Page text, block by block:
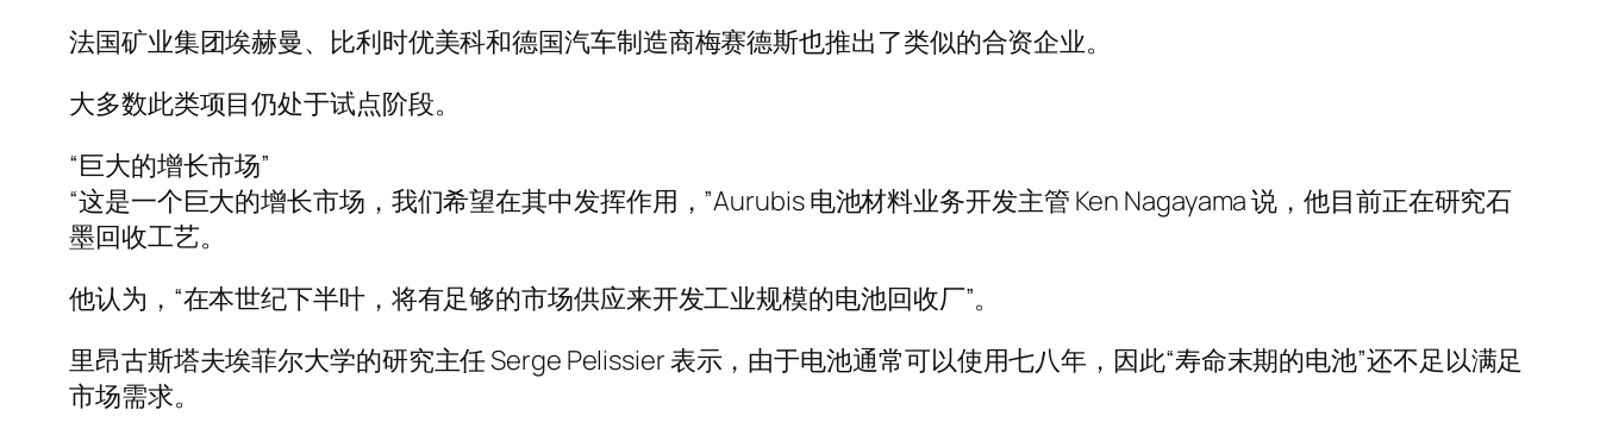
法国矿业集团埃赫曼、比利时优美科和德国汽车制造商梅赛德斯也推出了类似的合资企业。
大多数此类项目仍处于试点阶段。
“巨大的增长市场”
“这是一个巨大的增长市场，我们希望在其中发挥作用，”Aurubis 电池材料业务开发主管 Ken Nagayama 说，他目前正在研究石
墨回收工艺。
他认为，“在本世纪下半叶，将有足够的市场供应来开发工业规模的电池回收厂”。
里昂古斯塔夫埃菲尔大学的研究主任 Serge Pelissier 表示，由于电池通常可以使用七八年，因此“寿命末期的电池”还不足以满足
市场需求。